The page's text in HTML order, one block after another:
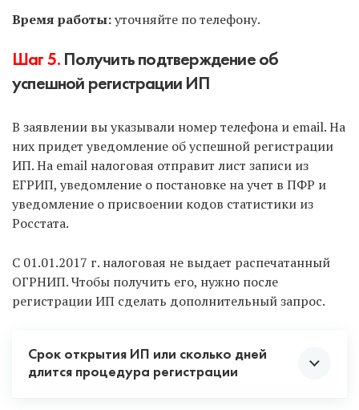
Способ 4.Через нотариуса. Не рекомендуем без
острой необходимости, т.к. услуга дорогая.
Способ 5. Почтой России с объявленной
рекомендуем, т.к. нужно предварительно
заверить подпись на заявлениях у нотариуса.
Способ 6.По доверенности может подать
другое лицо за вас.У доверенного лица должна
быть нотариальная доверенность на совершение
Делаем вывод, что первые 3 способа самые
оптимальные. В остальном выбор за вами.
Время работы:уточняйте по телефону.
Шаг 5. Получить подтверждение об
успешной регистрации ИП
В заявлении вы указывали номер телефона и email. На
них придет уведомление об успешной регистрации
ИП. На email налоговая отправит лист записи из
ЕГРИП, уведомление о постановке на учет в ПФР и
уведомление о присвоении кодов статистики из
Росстата.
С 01.01.2017 г. налоговая не выдает распечатанный
ОГРНИП. Чтобы получить его, нужно после
регистрации ИП сделать дополнительный запрос.
Срок открытия ИП или сколько дней
длится процедура регистрации